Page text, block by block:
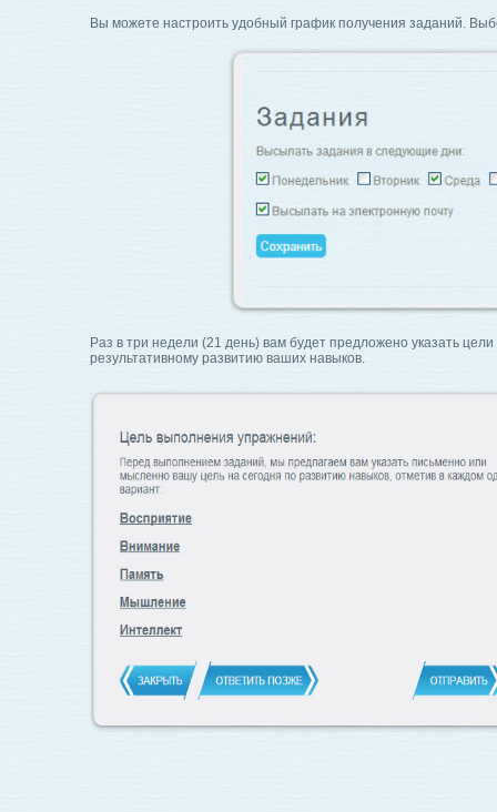
Вы можете настроить удобный график получения заданий.
Раз в три недели (21 день) вам будет предложено указать
результативному развитию ваших навыков.